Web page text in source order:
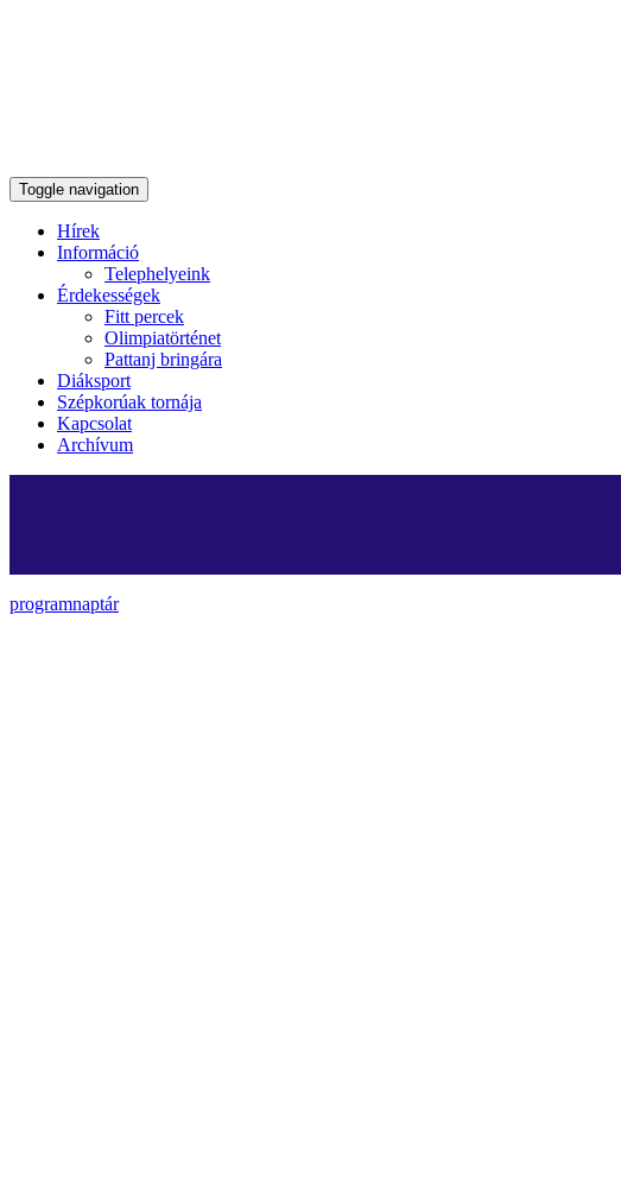
Toggle navigation
Hírek
Információ
Telephelyeink
Érdekességek
Fitt percek
Olimpiatörténet
Pattanj bringára
Diáksport
Szépkorúak tornája
Kapcsolat
Archívum
programnaptár